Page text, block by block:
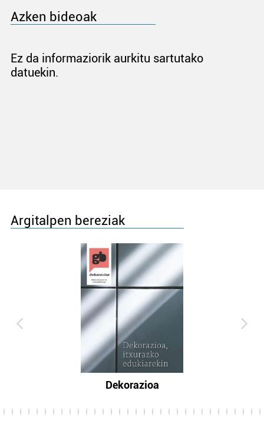
Azken bideoak
Ez da informaziorik aurkitu sartutako
datuekin.
Argitalpen bereziak
Dekorazioa